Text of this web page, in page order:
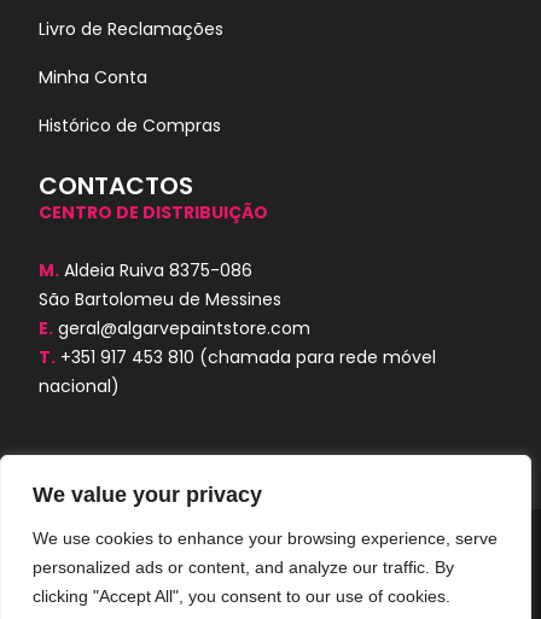
We value your privacy
We use cookies to enhance your browsing experience, serve
personalized ads or content, and analyze our traffic. By
clicking "Accept All", you consent to our use of cookies.
Livro de Reclamações
Minha Conta
Histórico de Compras
CONTACTOS
CENTRO DE DISTRIBUIÇÃO
M. Aldeia Ruiva 8375-086
São Bartolomeu de Messines
E. geral@algarvepaintstore.com
T. +351 917 453 810 (chamada para rede móvel
nacional)
Algarve Paint Store © 2024. Todos os
direitos reservados. Desenvolvido por
AORUBRO.PT